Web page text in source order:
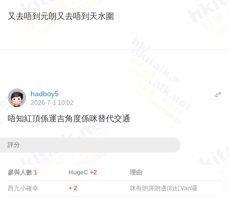
又去唔到元朗又去唔到天水圍
4#
hadboy5
2026-7-1 10:02
唔知紅頂係運吉角度係咪替代交通
評分
參與人數 1 HugeC+2 理由
西九小確幸 + 2 咪有朗屏朗邊(8)紅Van囉